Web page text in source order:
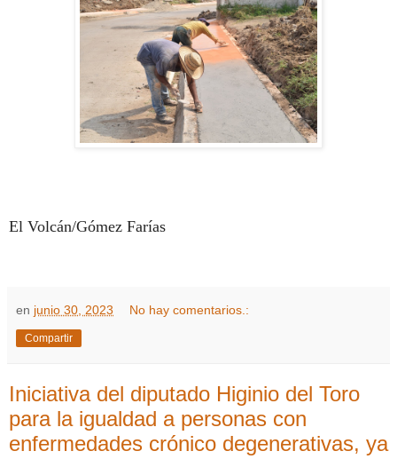
El Volcán/Gómez Farías
en junio 30, 2023 No hay comentarios.:
Compartir
Iniciativa del diputado Higinio del Toro
para la igualdad a personas con
enfermedades crónico degenerativas, ya